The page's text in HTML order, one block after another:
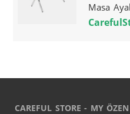
Masa
CAREFUL STORE - MY